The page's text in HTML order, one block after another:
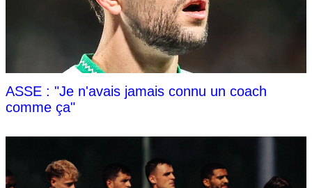
ASSE : "Je n'avais jamais connu un coach
comme ça"